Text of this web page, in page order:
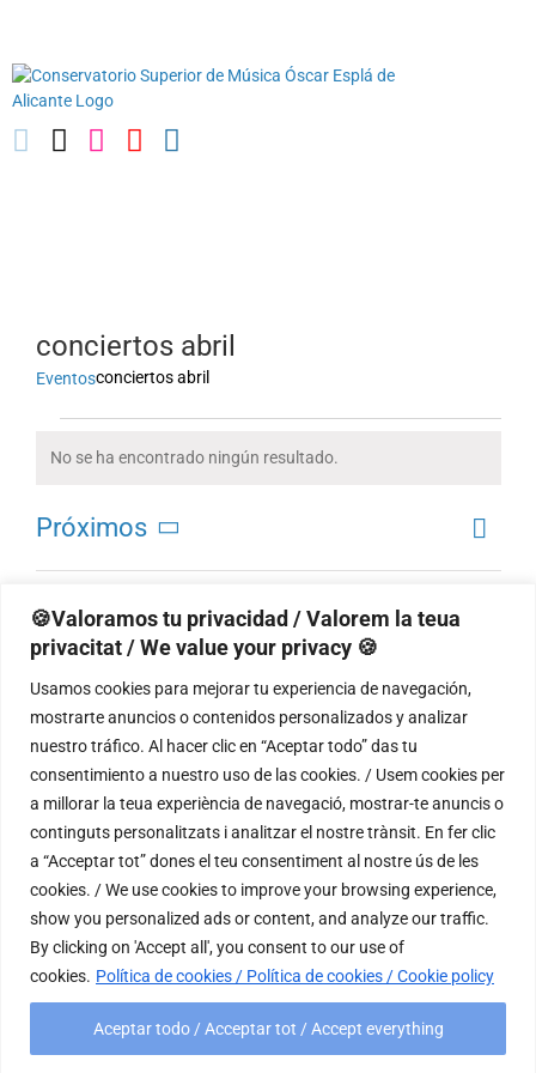
🍪Valoramos tu privacidad / Valorem la teua
privacitat / We value your privacy 🍪
Usamos cookies para mejorar tu experiencia de navegación,
mostrarte anuncios o contenidos personalizados y analizar
nuestro tráfico. Al hacer clic en “Aceptar todo” das tu
consentimiento a nuestro uso de las cookies. / Usem cookies per
a millorar la teua experiència de navegació, mostrar-te anuncis o
continguts personalitzats i analitzar el nostre trànsit. En fer clic
a “Acceptar tot” dones el teu consentiment al nostre ús de les
cookies. / We use cookies to improve your browsing experience,
show you personalized ads or content, and analyze our traffic.
By clicking on 'Accept all', you consent to our use of
cookies. Política de cookies / Política de cookies / Cookie policy
Aceptar todo / Acceptar tot / Accept everything
contenido
conciertos abril
Eventosconciertos abril
Aviso
No se ha encontrado ningún resultado.
de
de
vistas
Lista
Próximos
Selecciona
la
fecha.
Eventos
anterior(es) Hoy Eventos
siguiente(s)
Suscribirse al calendario